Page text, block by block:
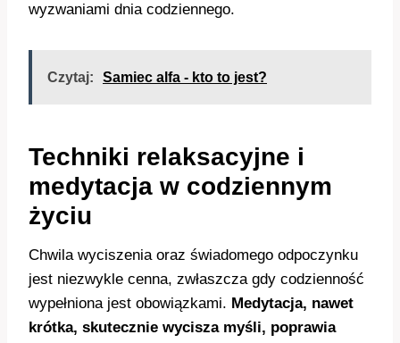
wyzwaniami dnia codziennego.
Czytaj: Samiec alfa - kto to jest?
Techniki relaksacyjne i
medytacja w codziennym
życiu
Chwila wyciszenia oraz świadomego odpoczynku
jest niezwykle cenna, zwłaszcza gdy codzienność
wypełniona jest obowiązkami. Medytacja, nawet
krótka, skutecznie wycisza myśli, poprawia